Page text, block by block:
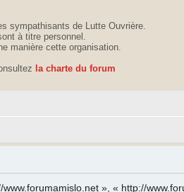
sympathisants de Lutte Ouvrière.
à titre personnel.
manière cette organisation.
la charte du forum
», « http://